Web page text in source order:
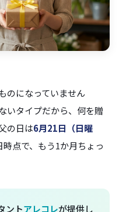
のになっていません
いタイプだから、何を贈
の日は6月21日（日曜
点で、もう1か月ちょっ
ントアレコレが提供し